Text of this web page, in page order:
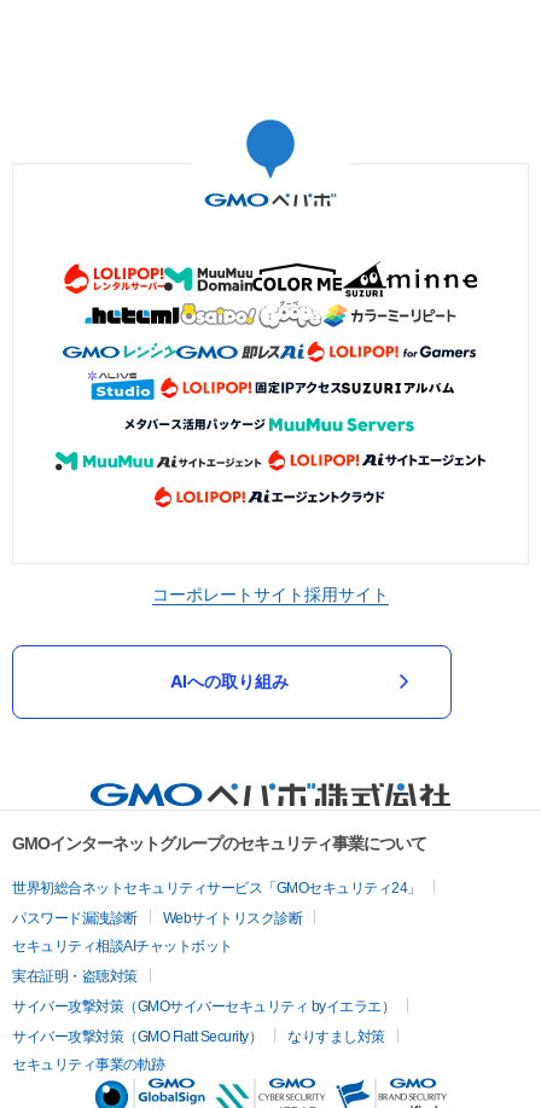
コーポレートサイト採用サイト
AIへの取り組み
GMOインターネットグループのセキュリティ事業について
世界初総合ネットセキュリティサービス「GMOセキュリティ24」
パスワード漏洩診断
Webサイトリスク診断
セキュリティ相談AIチャットボット
実在証明・盗聴対策
サイバー攻撃対策（GMOサイバーセキュリティ byイエラエ）
サイバー攻撃対策（GMO Flatt Security）
なりすまし対策
セキュリティ事業の軌跡